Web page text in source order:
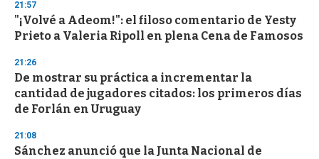
d
s
o
f
3
s
c
o
d
s
21:57
"¡Volvé a Adeom!": el filoso comentario de Yesty
Prieto a Valeria Ripoll en plena Cena de Famosos
21:26
De mostrar su práctica a incrementar la
cantidad de jugadores citados: los primeros días
de Forlán en Uruguay
21:08
Sánchez anunció que la Junta Nacional de